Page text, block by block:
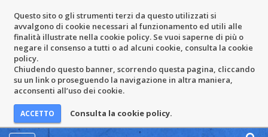
Questo sito o gli strumenti terzi da questo utilizzati si
avvalgono di cookie necessari al funzionamento ed utili alle
finalità illustrate nella cookie policy. Se vuoi saperne di più o
negare il consenso a tutti o ad alcuni cookie, consulta la cookie
policy.
Chiudendo questo banner, scorrendo questa pagina, cliccando
su un link o proseguendo la navigazione in altra maniera,
acconsenti all’uso dei cookie.
Consulta la cookie policy.